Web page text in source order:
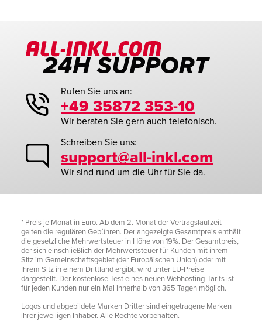
Rufen Sie uns an:
+49 35872 353-10
Wir beraten Sie gern auch telefonisch.
Schreiben Sie uns:
support@all-inkl.com
Wir sind rund um die Uhr für Sie da.
* Preis je Monat in Euro. Ab dem 2. Monat der Vertragslaufzeit
gelten die regulären Gebühren. Der angezeigte Gesamtpreis enthält
die gesetzliche Mehrwertsteuer in Höhe von 19%. Der Gesamtpreis,
der sich einschließlich der Mehrwertsteuer für Kunden mit ihrem
Sitz im Gemeinschaftsgebiet (der Europäischen Union) oder mit
Ihrem Sitz in einem Drittland ergibt, wird unter EU-Preise
dargestellt. Der kostenlose Test eines neuen Webhosting-Tarifs ist
für jeden Kunden nur ein Mal innerhalb von 365 Tagen möglich.
Logos und abgebildete Marken Dritter sind eingetragene Marken
ihrer jeweiligen Inhaber. Alle Rechte vorbehalten.